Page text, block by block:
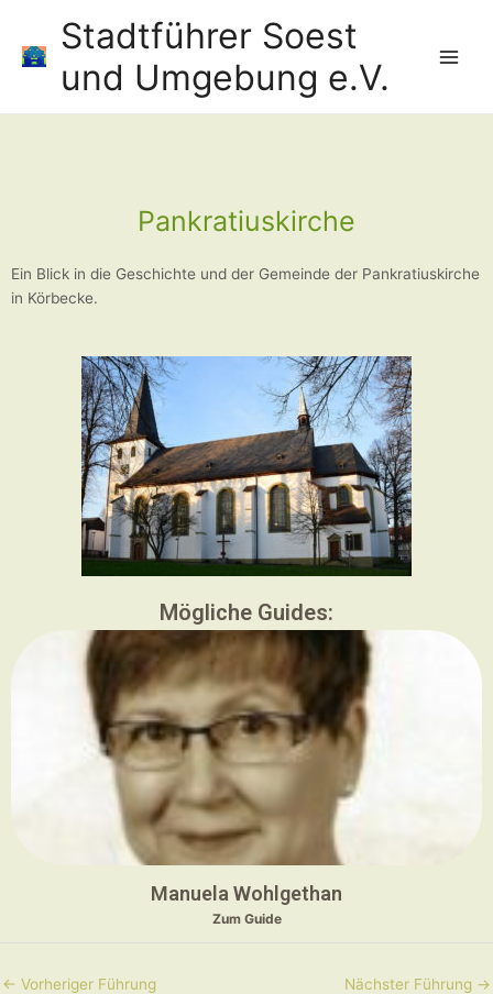
springen
Stadtführer Soest
und Umgebung e.V.
Pankratiuskirche
Ein Blick in die Geschichte und der Gemeinde der Pankratiuskirche
in Körbecke.
Mögliche Guides:
Manuela Wohlgethan
Zum Guide
← Vorheriger Führung Nächster Führung →